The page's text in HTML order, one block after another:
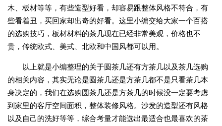
木、板材等等，有些造型好看，却容易跟整体风格不符合，有
些看着丑，买回家却出奇的好看。这里小编交给大家一个百搭
的选购技巧，板材材料的茶几现在已经非常美观，价格也不
贵，传统欧式、美式、北欧和中国风都可以用。
以上就是小编整理的关于圆茶几还有方茶几以及茶几选购
的相关内容，其实无论是圆茶几还是方茶几都不是只看茶几本
身决定的，我们在选购圆茶几还是方茶几的时候没一定要考虑
到家里的客厅空间面积，整体装修风格。沙发的造型还有风格
以及自己的洗好等等，综合考量才能选出最适合也最喜欢的茶